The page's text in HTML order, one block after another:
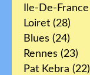
Ile-De-France
Loiret (28)
Blues (24)
Rennes (23)
Pat Kebra (22)